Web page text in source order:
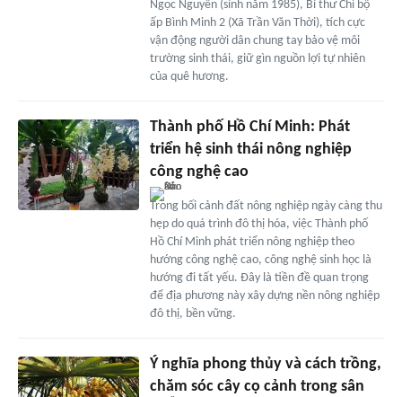
Ngọc Nguyễn (sinh năm 1985), Bí thư Chi bộ
ấp Bình Minh 2 (Xã Trần Văn Thời), tích cực
vận động người dân chung tay bảo vệ môi
trường sinh thái, giữ gìn nguồn lợi tự nhiên
của quê hương.
Thành phố Hồ Chí Minh: Phát
triển hệ sinh thái nông nghiệp
công nghệ cao
Trong bối cảnh đất nông nghiệp ngày càng thu
hẹp do quá trình đô thị hóa, việc Thành phố
Hồ Chí Minh phát triển nông nghiệp theo
hướng công nghệ cao, công nghệ sinh học là
hướng đi tất yếu. Đây là tiền đề quan trọng
để địa phương này xây dựng nền nông nghiệp
đô thị, bền vững.
Ý nghĩa phong thủy và cách trồng,
chăm sóc cây cọ cảnh trong sân